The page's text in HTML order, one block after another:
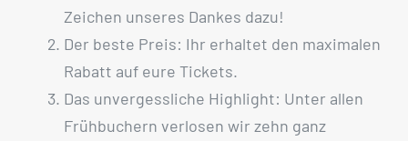
Zeichen unseres Dankes dazu!
Der beste Preis: Ihr erhaltet den maximalen
Rabatt auf eure Tickets.
Das unvergessliche Highlight: Unter allen
Frühbuchern verlosen wir zehn ganz